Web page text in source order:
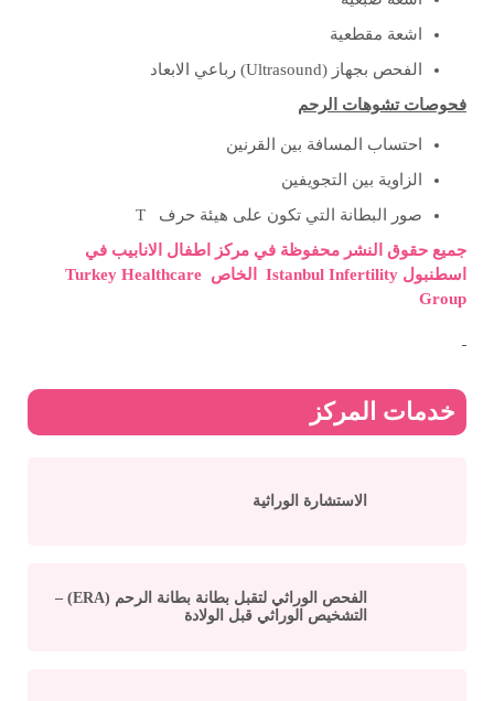
اشعة مقطعية
الفحص بجهاز (Ultrasound) رباعي الابعاد
فحوصات تشوهات الرحم
احتساب المسافة بين القرنين
الزاوية بين التجويفين
صور البطانة التي تكون على هيئة حرف T
جميع حقوق النشر محفوظة في مركز اطفال الانابيب في
اسطنبول Istanbul Infertility الخاص Turkey Healthcare
Group
خدمات المركز
الاستشارة الوراثية
الفحص الوراثي لتقبل بطانة بطانة الرحم (ERA) –
التشخيص الوراثي قبل الولادة